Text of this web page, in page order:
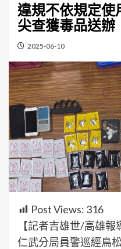
違規不依規定使
尖查獲毒品送辦
2025-06-10
Post Views: 316
【記者吉雄世/高雄
仁武分局員警巡經鳥